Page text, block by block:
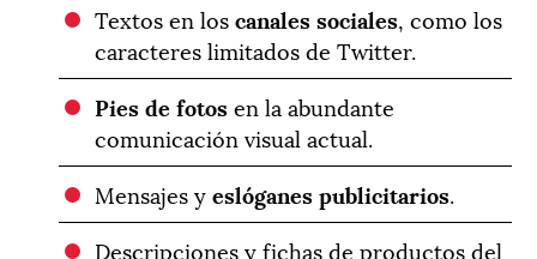
Textos en loscanales sociales, como los
caracteres limitados de Twitter.
Pies de fotosen la abundante
comunicación visual actual.
Mensajes yeslóganes publicitarios.
Descripciones y fichas de productos del